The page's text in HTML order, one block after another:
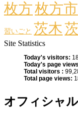
枚方枚方市
習いごと 茨木
Site Statistics
Today's visitors:
Today's page
Total visitors :
Total page views:
オフィシャ